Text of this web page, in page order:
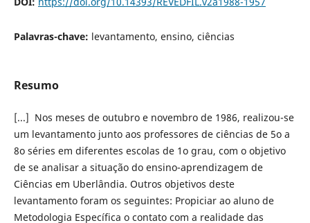
Palavras-chave: levantamento, ensino, ciências
Resumo
[...] Nos meses de outubro e novembro de 1986, realizou-se
um levantamento junto aos professores de ciências de 5o a
8o séries em diferentes escolas de 1o grau, com o objetivo
de se analisar a situação do ensino-aprendizagem de
Ciências em Uberlândia. Outros objetivos deste
levantamento foram os seguintes: Propiciar ao aluno de
Metodologia Específica o contato com a realidade das